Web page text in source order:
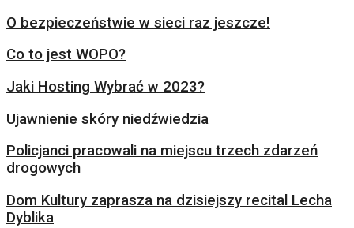
O bezpieczeństwie w sieci raz jeszcze!
Co to jest WOPO?
Jaki Hosting Wybrać w 2023?
Ujawnienie skóry niedźwiedzia
Policjanci pracowali na miejscu trzech zdarzeń
drogowych
Dom Kultury zaprasza na dzisiejszy recital Lecha
Dyblika